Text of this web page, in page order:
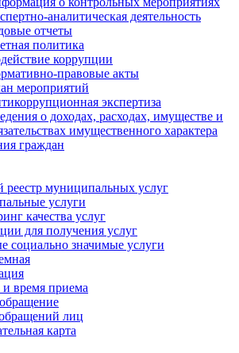
аналитическая деятельность
отчеты
политика
коррупции
правовые акты
мероприятий
экспертиза
о доходах, расходах, имуществе и
имущественного характера
граждан
муниципальных услуг
услуги
качества услуг
для получения услуг
социально значимые услуги
время приема
лиц
карта